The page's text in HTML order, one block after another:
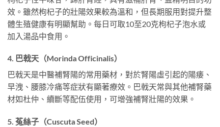
效。雖然枸杞子的壯陽效果較為溫和，但長期服用對提升整
體生殖健康有明顯幫助。每日可取10至20克枸杞子泡水或
加入湯品中食用。
4. 巴戟天（Morinda Officinalis）
巴戟天是中醫補腎陽的常用藥材，對於腎陽虛引起的陽痿、
早洩、腰膝冷痛等症狀有顯著療效。巴戟天常與其他補腎藥
材如杜仲、續斷等配伍使用，可增強補腎壯陽的效果。
5. 菟絲子（Cuscuta Seed）